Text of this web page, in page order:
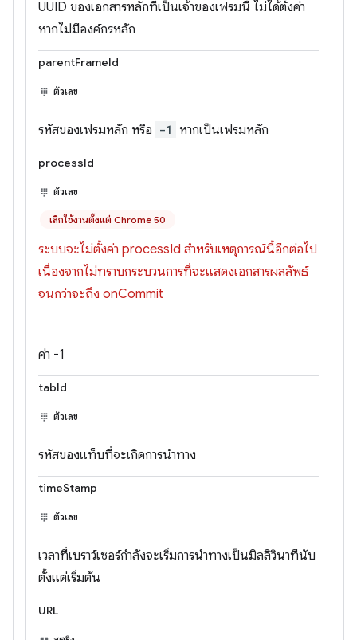
UUID ของเอกสารหลักที่เป็นเจ้าของเฟรมนี้ ไม่ได้ตั้งค่า
หากไม่มีองค์กรหลัก
parentFrameId
ตัวเลข
รหัสของเฟรมหลัก หรือ -1 หากเป็นเฟรมหลัก
processId
ตัวเลข
เลิกใช้งานตั้งแต่ Chrome 50
ระบบจะไม่ตั้งค่า processId สำหรับเหตุการณ์นี้อีกต่อไป
เนื่องจากไม่ทราบกระบวนการที่จะแสดงเอกสารผลลัพธ์
จนกว่าจะถึง onCommit
ค่า -1
tabId
ตัวเลข
รหัสของแท็บที่จะเกิดการนำทาง
timeStamp
ตัวเลข
เวลาที่เบราว์เซอร์กำลังจะเริ่มการนำทางเป็นมิลลิวินาทีนับ
ตั้งแต่เริ่มต้น
URL